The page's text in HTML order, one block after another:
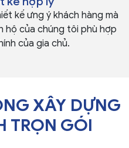
kế ưng ý khách hàng mà
hộ của chúng tôi phù hợp
của gia chủ.
XÂY DỰNG
TRỌN GÓI